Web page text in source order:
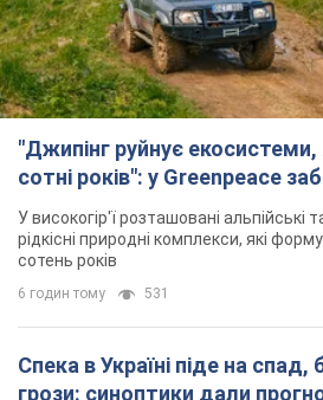
рідкісні природні комплекси, які
сотень років
6 годин тому 531
грози: синоптики дали
чекати зміни погоди
Зовсім скоро спека поступово
5.08.2026 14:59
"Чи, може, я залякана з
Олена Зарецька – про
бабусі-дисидентки Алли